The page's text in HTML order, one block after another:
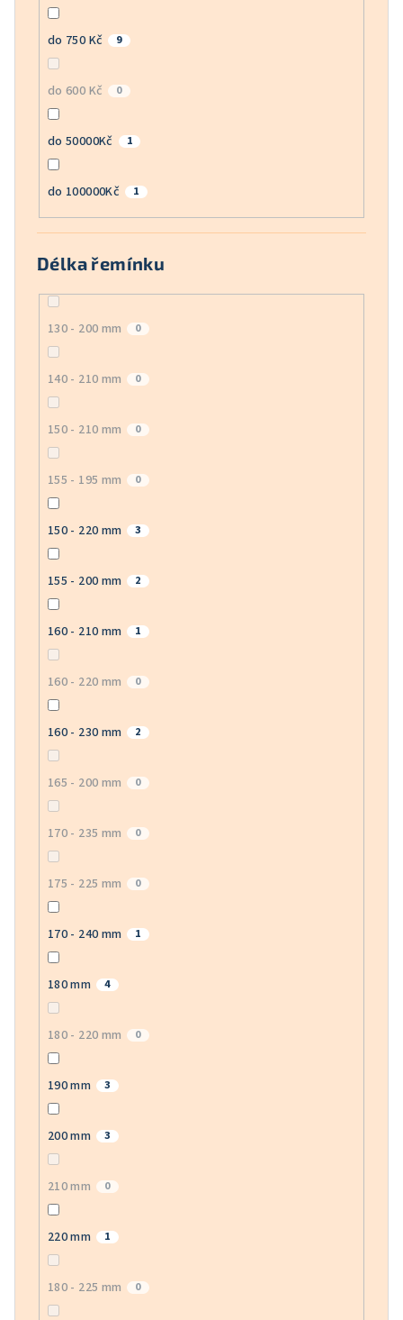
do 750 Kč 9
do 600 Kč 0
do 50000Kč 1
do 100000Kč 1
Délka řemínku
130 - 200 mm 0
140 - 210 mm 0
150 - 210 mm 0
155 - 195 mm 0
150 - 220 mm 3
155 - 200 mm 2
160 - 210 mm 1
160 - 220 mm 0
160 - 230 mm 2
165 - 200 mm 0
170 - 235 mm 0
175 - 225 mm 0
170 - 240 mm 1
180 mm 4
180 - 220 mm 0
190 mm 3
200 mm 3
210 mm 0
220 mm 1
180 - 225 mm 0